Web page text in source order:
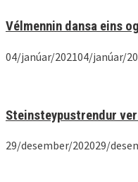
Vélmennin dansa eins
04/janúar/202104/janúar/
Steinsteypustrendur
29/desember/202029/